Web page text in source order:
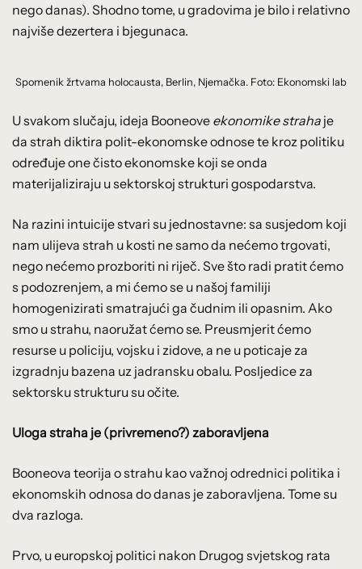
nego danas). Shodno tome, u gradovima je bilo i relativno
najviše dezertera i bjegunaca.
Spomenik žrtvama holocausta, Berlin, Njemačka. Foto: Ekonomski lab
U svakom slučaju, ideja Booneove ekonomike straha je
da strah diktira polit-ekonomske odnose te kroz politiku
određuje one čisto ekonomske koji se onda
materijaliziraju u sektorskoj strukturi gospodarstva.
Na razini intuicije stvari su jednostavne: sa susjedom koji
nam ulijeva strah u kosti ne samo da nećemo trgovati,
nego nećemo prozboriti ni riječ. Sve što radi pratit ćemo
s podozrenjem, a mi ćemo se u našoj familiji
homogenizirati smatrajući ga čudnim ili opasnim. Ako
smo u strahu, naoružat ćemo se. Preusmjerit ćemo
resurse u policiju, vojsku i zidove, a ne u poticaje za
izgradnju bazena uz jadransku obalu. Posljedice za
sektorsku strukturu su očite.
Uloga straha je (privremeno?) zaboravljena
Booneova teorija o strahu kao važnoj odrednici politika i
ekonomskih odnosa do danas je zaboravljena. Tome su
dva razloga.
Prvo, u europskoj politici nakon Drugog svjetskog rata